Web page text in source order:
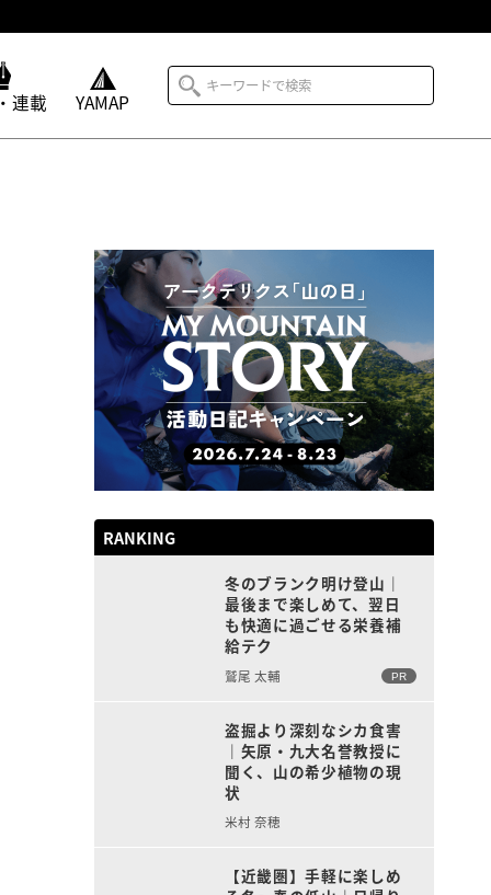
連載 YAMAP
RANKING
冬のブランク明け登山｜
最後まで楽しめて、翌日
も快適に過ごせる栄養補
給テク
鷲尾 太輔 PR
盗掘より深刻なシカ食害
｜矢原・九大名誉教授に
聞く、山の希少植物の現
状
米村 奈穂
【近畿圏】手軽に楽しめ